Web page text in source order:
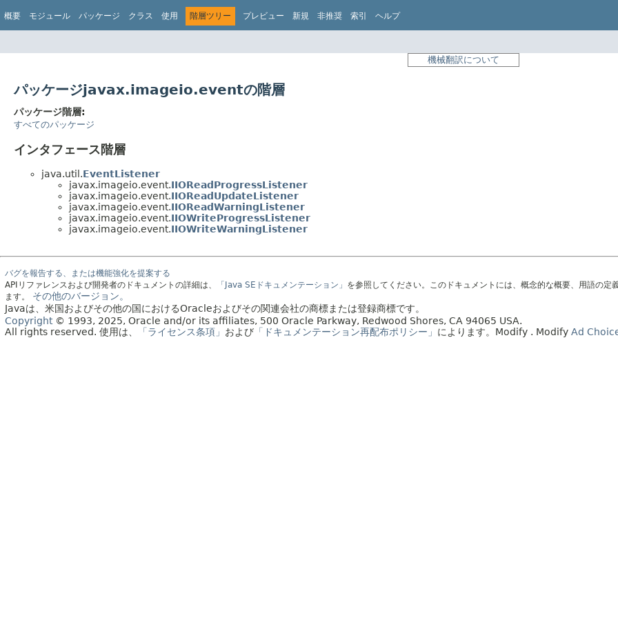
概要 モジュール パッケージ クラス 使用 階層ツリー プレビュー 新規 非推奨 索引 ヘルプ
機械翻訳について
パッケージjavax.imageio.eventの階層
パッケージ階層:
すべてのパッケージ
インタフェース階層
java.util.EventListener
javax.imageio.event.IIOReadProgressListener
javax.imageio.event.IIOReadUpdateListener
javax.imageio.event.IIOReadWarningListener
javax.imageio.event.IIOWriteProgressListener
javax.imageio.event.IIOWriteWarningListener
バグを報告する、または機能強化を提案する
APIリファレンスおよび開発者のドキュメントの詳細は、
「Java SEドキュメンテーション」 を参照してください。このドキュメントには、概念的な概要、用語の
ます。
その他のバージョン。
Javaは、米国およびその他の国におけるOracleおよびその関連会社の商標または登録商標です。
Copyright© 1993, 2025, Oracle and/or its affiliates, 500 Oracle Parkway, Redwood Shores, CA 94065 USA.
All rights reserved. 使用は、 「ライセンス条項」 および 「ドキュメンテーション再配布ポリシー」 によります。 Modify . Modify Ad